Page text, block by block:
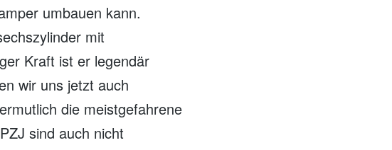
umbauen kann.
mit
Kraft ist er legendär
wir uns jetzt auch
die meistgefahrene
sind auch nicht